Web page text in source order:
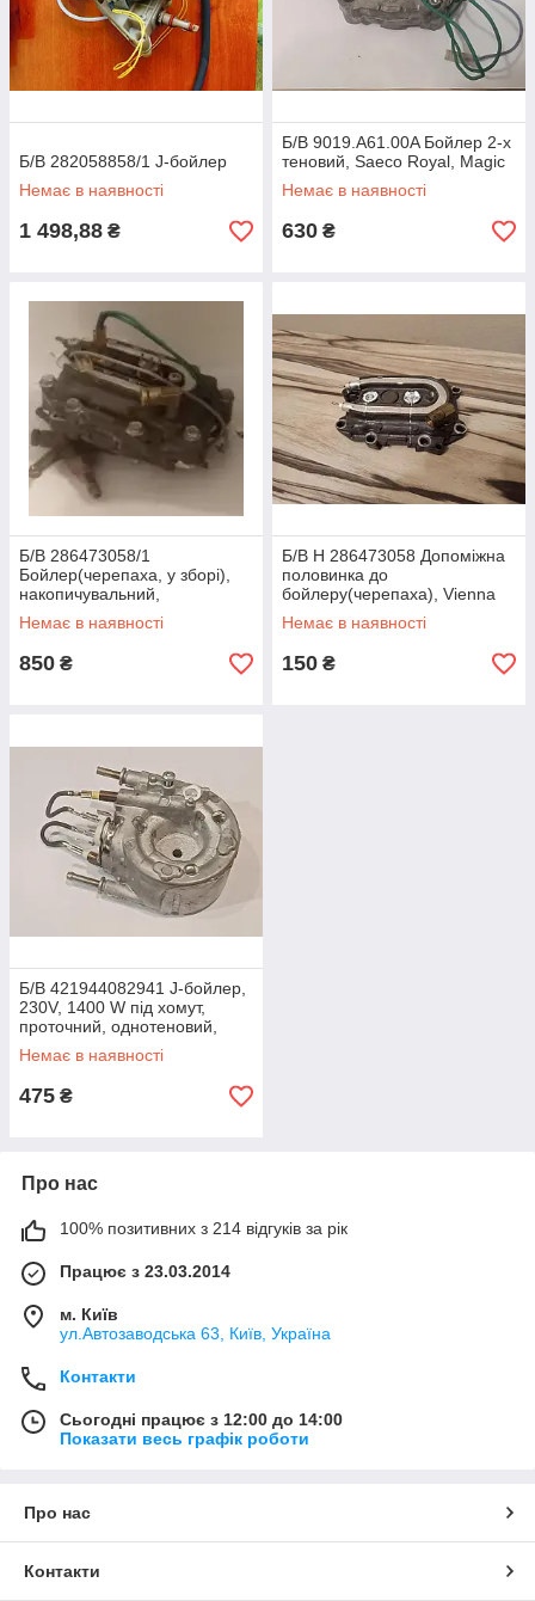
Б/В 282058858/1 J-бойлер
Немає в наявності
1 498,88 ₴
Б/В 9019.A61.00A Бойлер 2-х
теновий, Saeco Royal, Magic
Немає в наявності
630 ₴
Б/В 286473058/1
Бойлер(черепаха, у зборі),
накопичувальний,
двухтеновий, Vienna
Немає в наявності
850 ₴
Б/В H 286473058 Допоміжна
половинка до
бойлеру(черепаха), Vienna
Немає в наявності
150 ₴
Б/В 421944082941 J-бойлер,
230V, 1400 W під хомут,
проточний, однотеновий,
Philips
Немає в наявності
475 ₴
Про нас
100% позитивних з 214 відгуків за рік
Працює з 23.03.2014
м. Київ
ул.Автозаводська 63, Київ, Україна
Контакти
Сьогодні працює з 12:00 до 14:00
Показати весь графік роботи
Про нас
Контакти